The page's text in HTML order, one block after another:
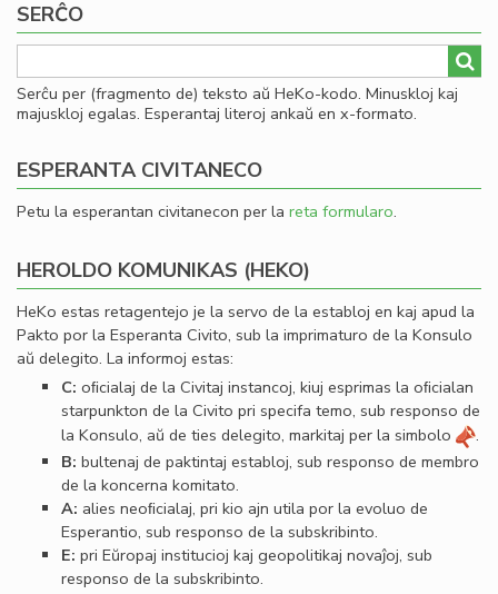
SERĈO
Serĉu per (fragmento de) teksto aŭ HeKo-kodo. Minuskloj kaj
majuskloj egalas. Esperantaj literoj ankaŭ en x-formato.
ESPERANTA CIVITANECO
Petu la esperantan civitanecon per la reta formularo.
HEROLDO KOMUNIKAS (HEKO)
HeKo estas retagentejo je la servo de la establoj en kaj apud la
Pakto por la Esperanta Civito, sub la imprimaturo de la Konsulo
aŭ delegito. La informoj estas:
C: oﬁcialaj de la Civitaj instancoj, kiuj esprimas la oﬁcialan
starpunkton de la Civito pri specifa temo, sub responso de
la Konsulo, aŭ de ties delegito, markitaj per la simbolo
.
B: bultenaj de paktintaj establoj, sub responso de membro
de la koncerna komitato.
A: alies neoﬁcialaj, pri kio ajn utila por la evoluo de
Esperantio, sub responso de la subskribinto.
E: pri Eŭropaj institucioj kaj geopolitikaj novaĵoj, sub
responso de la subskribinto.